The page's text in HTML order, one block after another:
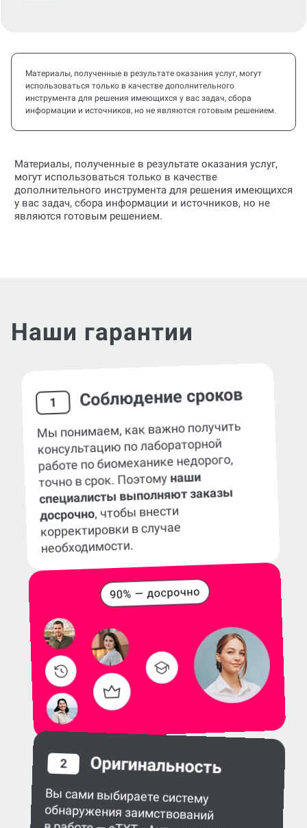
Материалы, полученные в результате оказания услуг, могут
использоваться только в качестве дополнительного
инструмента для решения имеющихся у вас задач, сбора
информации и источников, но не являются готовым решением.
Материалы, полученные в результате оказания услуг,
могут использоваться только в качестве
дополнительного инструмента для решения имеющихся
у вас задач, сбора информации и источников, но не
являются готовым решением.
Наши гарантии
1 Соблюдение сроков
Мы понимаем, как важно получить
консультацию по лабораторной
работе по биомеханике недорого,
точно в срок. Поэтому наши
специалисты выполняют заказы
досрочно, чтобы внести
корректировки в случае
необходимости.
2 Оригинальность
Вы сами выбираете систему
обнаружения заимствований
в работе — eTXT, «Антиплагиат»